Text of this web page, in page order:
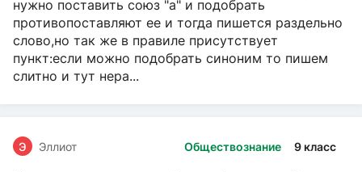
нужно поставить союз "а" и подобрать
противопоставляют ее и тогда пишется раздельно
слово,но так же в правиле присутствует
пункт:если можно подобрать синоним то пишем
слитно и тут нера...
Обществознание 9 класс
Э Эллиот